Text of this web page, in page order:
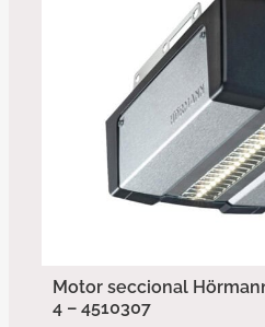
Motor seccional
4 – 4510307